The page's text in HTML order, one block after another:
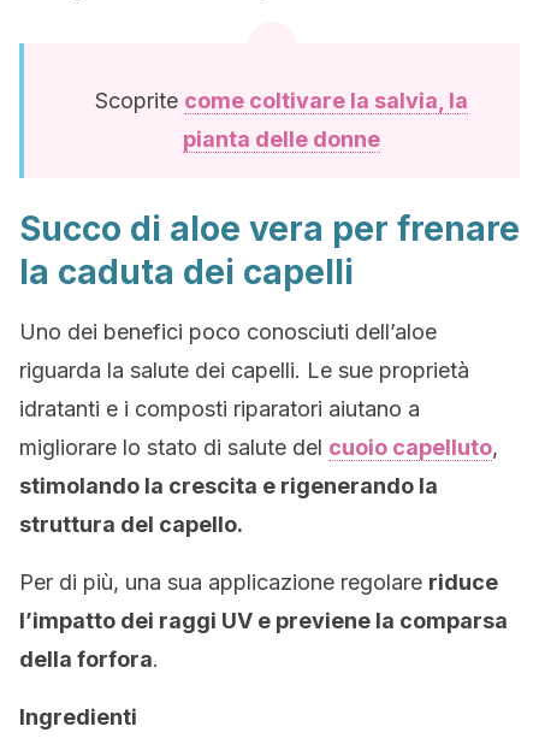
Scoprite come coltivare la salvia, la
pianta delle donne
Succo di aloe vera per frenare
la caduta dei capelli
Uno dei benefici poco conosciuti dell’aloe
riguarda la salute dei capelli. Le sue proprietà
idratanti e i composti riparatori aiutano a
migliorare lo stato di salute del cuoio capelluto,
stimolando la crescita e rigenerando la
struttura del capello.
Per di più, una sua applicazione regolare riduce
l’impatto dei raggi UV e previene la comparsa
della forfora.
Ingredienti